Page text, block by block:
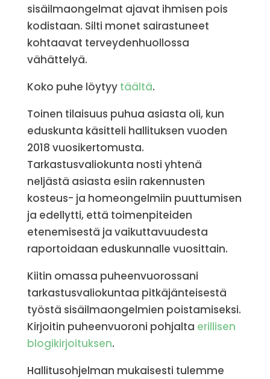
sisäilmaongelmat ajavat ihmisen pois
kodistaan. Silti monet sairastuneet
kohtaavat terveydenhuollossa
vähättelyä.
Koko puhe löytyy täältä.
Toinen tilaisuus puhua asiasta oli, kun
eduskunta käsitteli hallituksen vuoden
2018 vuosikertomusta.
Tarkastusvaliokunta nosti yhtenä
neljästä asiasta esiin rakennusten
kosteus- ja homeongelmiin puuttumisen
ja edellytti, että toimenpiteiden
etenemisestä ja vaikuttavuudesta
raportoidaan eduskunnalle vuosittain.
Kiitin omassa puheenvuorossani
tarkastusvaliokuntaa pitkäjänteisestä
työstä sisäilmaongelmien poistamiseksi.
Kirjoitin puheenvuoroni pohjalta erillisen
blogikirjoituksen.
Hallitusohjelman mukaisesti tulemme